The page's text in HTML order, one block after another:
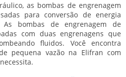
as bombas de engrenagem
para conversão de energia
As bombas de engrenagem de
com duas engrenagens que
fluidos. Você encontra
pequena vazãona Elifran com